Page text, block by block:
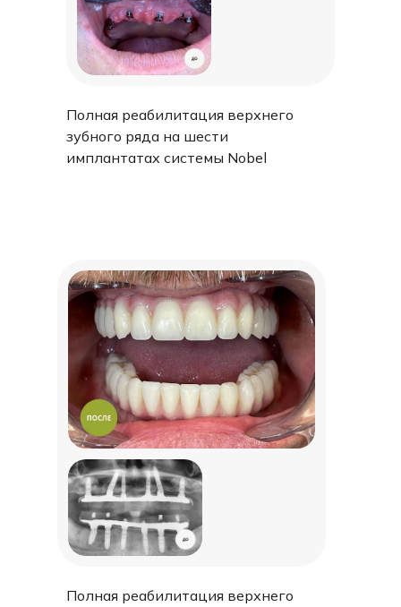
Полная реабилитация верхнего
зубного ряда на шести
имплантатах системы Nobel
Полная реабилитация верхнего